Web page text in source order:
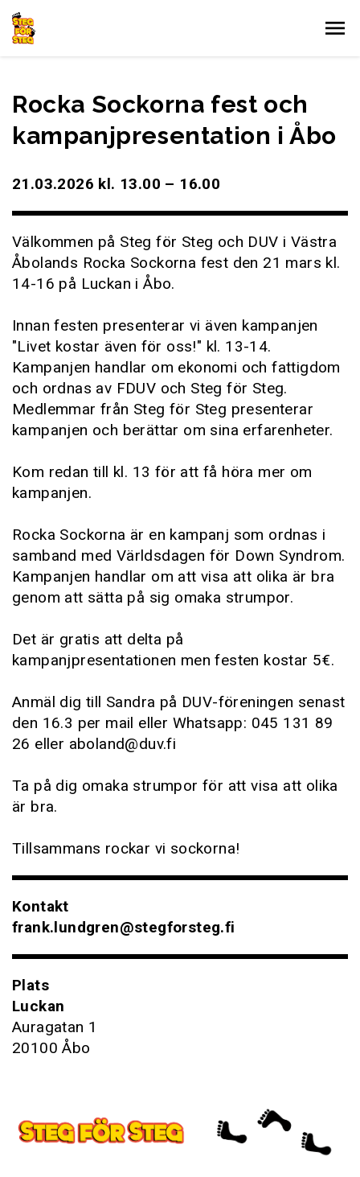
Gå till innehållet
Rocka Sockorna fest och
kampanjpresentation i Åbo
21.03.2026 kl. 13.00 – 16.00
Välkommen på Steg för Steg och DUV i Västra
Åbolands Rocka Sockorna fest den 21 mars kl.
14-16 på Luckan i Åbo.
Innan festen presenterar vi även kampanjen
"Livet kostar även för oss!" kl. 13-14.
Kampanjen handlar om ekonomi och fattigdom
och ordnas av FDUV och Steg för Steg.
Medlemmar från Steg för Steg presenterar
kampanjen och berättar om sina erfarenheter.
Kom redan till kl. 13 för att få höra mer om
kampanjen.
Rocka Sockorna är en kampanj som ordnas i
samband med Världsdagen för Down Syndrom.
Kampanjen handlar om att visa att olika är bra
genom att sätta på sig omaka strumpor.
Det är gratis att delta på
kampanjpresentationen men festen kostar 5€.
Anmäl dig till Sandra på DUV-föreningen senast
den 16.3 per mail eller Whatsapp: 045 131 89
26 eller aboland@duv.fi
Ta på dig omaka strumpor för att visa att olika
är bra.
Tillsammans rockar vi sockorna!
Kontakt
frank.lundgren@stegforsteg.fi
Plats
Luckan
Auragatan 1
20100 Åbo